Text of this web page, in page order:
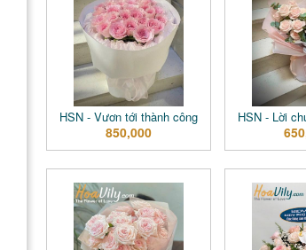
HSN - Vươn tới thành công
850,000
HSN - Lời